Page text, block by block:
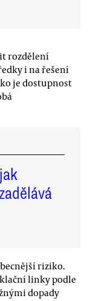
rozdělení
i na řešení
je dostupnost
riziko.
linky podle
dopady